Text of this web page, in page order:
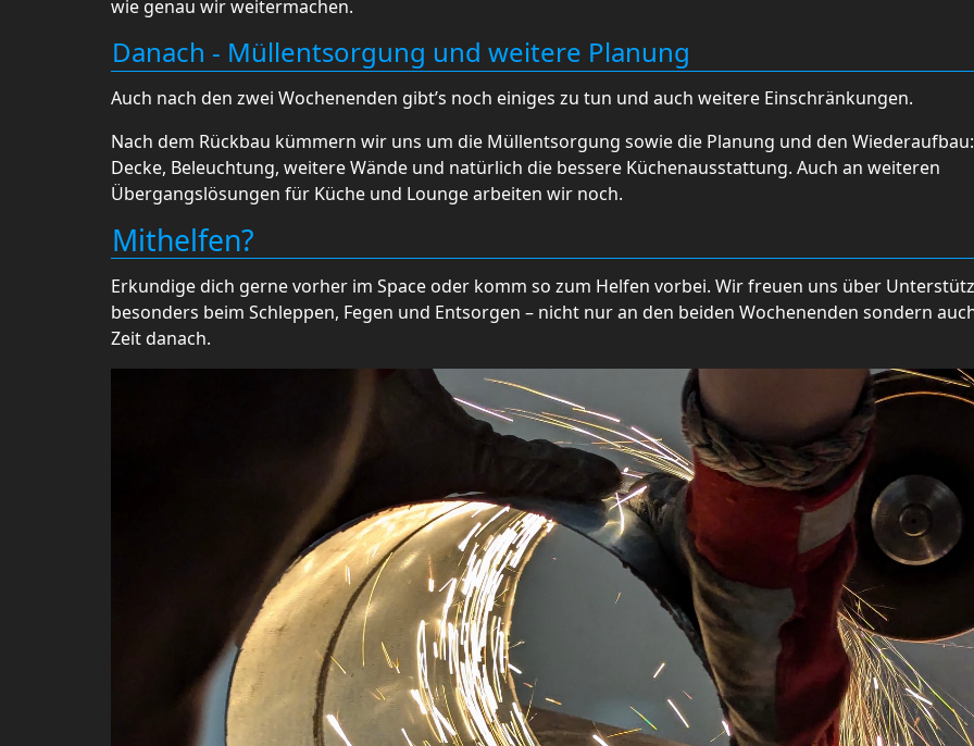
wie genau wir weitermachen.
Danach - Müllentsorgung und weitere Planung
Auch nach den zwei Wochenenden gibt’s noch einiges zu tun und auch weitere Einschränkungen.
Nach dem Rückbau kümmern wir uns um die Müllentsorgung sowie die Planung und den
Decke, Beleuchtung, weitere Wände und natürlich die bessere Küchenausstattung. Auch an weiteren
Übergangslösungen für Küche und Lounge arbeiten wir noch.
Mithelfen?
Erkundige dich gerne vorher im Space oder komm so zum Helfen vorbei. Wir freuen uns über
besonders beim Schleppen, Fegen und Entsorgen – nicht nur an den beiden Wochenenden sondern
Zeit danach.